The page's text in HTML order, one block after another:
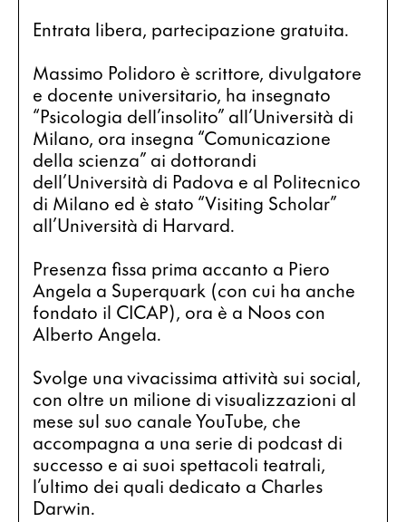
Entrata libera, partecipazione gratuita.
Massimo Polidoro è scrittore, divulgatore
e docente universitario, ha insegnato
“Psicologia dell’insolito” all’Università di
Milano, ora insegna “Comunicazione
della scienza” ai dottorandi
dell’Università di Padova e al Politecnico
di Milano ed è stato “Visiting Scholar”
all’Università di Harvard.
Presenza fissa prima accanto a Piero
Angela a Superquark (con cui ha anche
fondato il CICAP), ora è a Noos con
Alberto Angela.
Svolge una vivacissima attività sui social,
con oltre un milione di visualizzazioni al
mese sul suo canale YouTube, che
accompagna a una serie di podcast di
successo e ai suoi spettacoli teatrali,
l’ultimo dei quali dedicato a Charles
Darwin.